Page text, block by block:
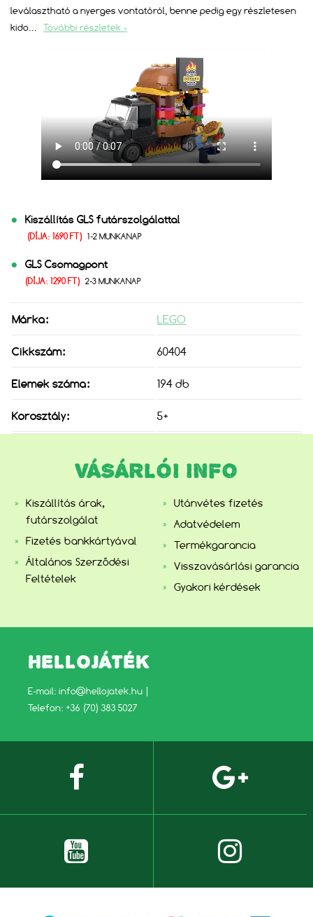
leválasztható a nyerges vontatóról, benne pedig egy részletesen
kido
További részletek »
Kiszállítás GLS futárszolgálattal
(DÍJA: 1690 FT) 1-2 MUNKANAP
GLS Csomagpont
(DÍJA: 1290 FT) 2-3 MUNKANAP
Márka: LEGO
Cikkszám: 60404
Elemek száma: 194 db
Korosztály: 5+
VÁSÁRLÓI INFO
Kiszállítás árak,
futárszolgálat
Fizetés bankkártyával
Általános Szerződési
Feltételek
Utánvétes fizetés
Adatvédelem
Termékgarancia
Visszavásárlási garancia
Gyakori kérdések
HELLOJÁTÉK
E-mail: info@hellojatek.hu
Telefon: +36 (70) 383 5027